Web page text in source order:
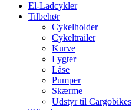
El-Ladcykler
Tilbehør
Cykelholder
Cykeltrailer
Kurve
Lygter
Låse
Pumper
Skærme
Udstyr til Cargobikes